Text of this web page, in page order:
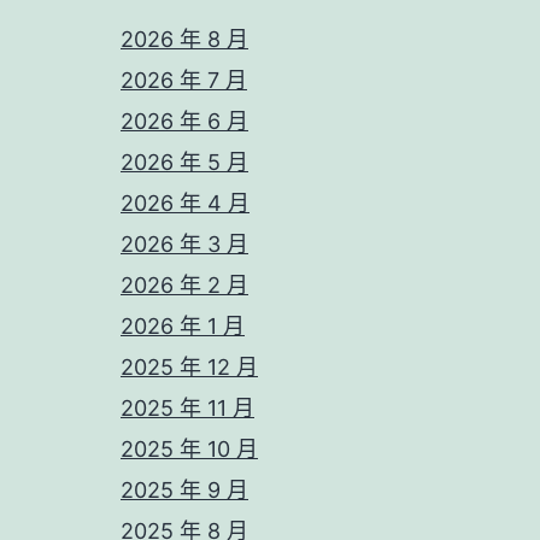
2026 年 8 月
2026 年 7 月
2026 年 6 月
2026 年 5 月
2026 年 4 月
2026 年 3 月
2026 年 2 月
2026 年 1 月
2025 年 12 月
2025 年 11 月
2025 年 10 月
2025 年 9 月
2025 年 8 月